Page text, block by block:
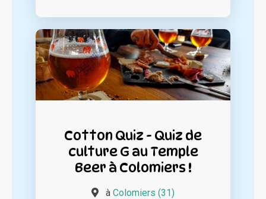
Cotton Quiz - Quiz de
culture G au Temple
Beer à Colomiers !
à Colomiers (31)